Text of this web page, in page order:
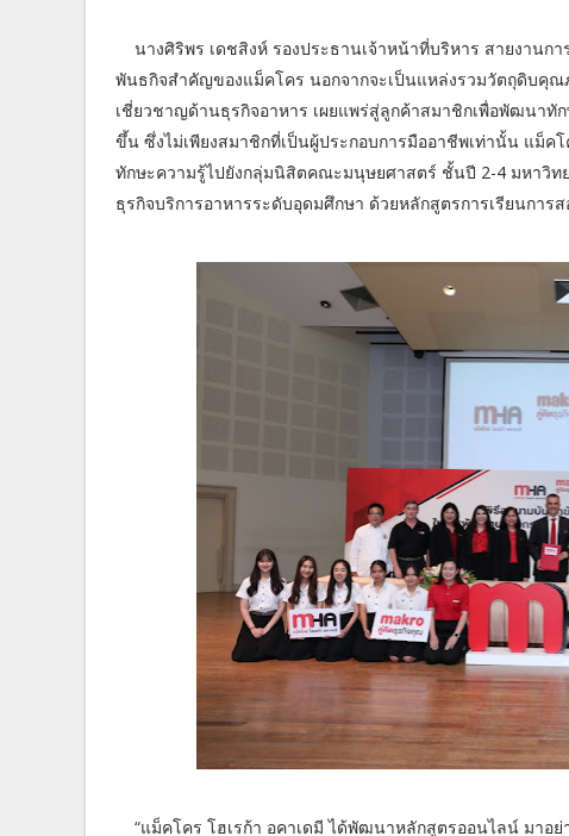
นางศิริพร เดชสิงห์ รองประธานเจ้าหน้าที่บริหาร สายงาน
พันธกิจสำคัญของแม็คโคร นอกจากจะเป็นแหล่งรวมวัตถุดิบคุ
เชี่ยวชาญด้านธุรกิจอาหาร เผยแพร่สู่ลูกค้าสมาชิกเพื่อพัฒนาทั
ขึ้น ซึ่งไม่เพียงสมาชิกที่เป็นผู้ประกอบการมืออาชีพเท่านั้น แม็ค
ทักษะความรู้ไปยังกลุ่มนิสิตคณะมนุษยศาสตร์ ชั้นปี 2-4 มหาวิ
ธุรกิจบริการอาหารระดับอุดมศึกษา ด้วยหลักสูตรการเรียนการ
“แม็คโคร โฮเรก้า อคาเดมี ได้พัฒนาหลักสูตรออนไลน์ มาอ